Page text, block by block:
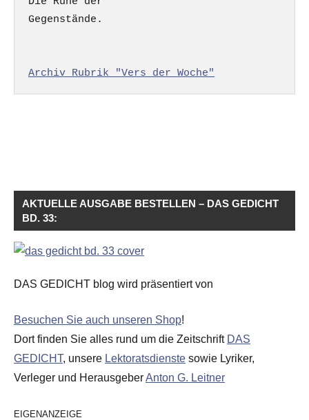
Gegenstände.
Archiv Rubrik "Vers der Woche"
AKTUELLE AUSGABE BESTELLEN – DAS GEDICHT
BD. 33:
DAS GEDICHT blog wird präsentiert von
Besuchen Sie auch unseren Shop!
Dort finden Sie alles rund um die Zeitschrift DAS
GEDICHT, unsere Lektoratsdienste sowie Lyriker,
Verleger und HerausgeberAnton G. Leitner
EIGENANZEIGE